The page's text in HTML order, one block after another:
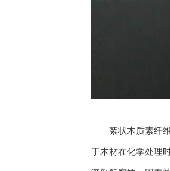
絮状木质素纤维
于木材在化学处理